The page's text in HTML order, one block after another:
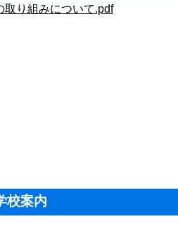
取り組みについて.pdf
校案内